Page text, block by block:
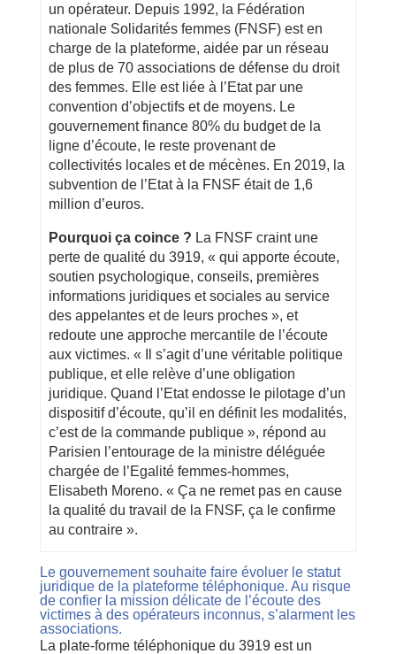
un opérateur. Depuis 1992, la Fédération
nationale Solidarités femmes (FNSF) est en
charge de la plateforme, aidée par un réseau
de plus de 70 associations de défense du droit
des femmes. Elle est liée à l’Etat par une
convention d’objectifs et de moyens. Le
gouvernement finance 80% du budget de la
ligne d’écoute, le reste provenant de
collectivités locales et de mécènes. En 2019, la
subvention de l’Etat à la FNSF était de 1,6
million d’euros.
Pourquoi ça coince ? La FNSF craint une
perte de qualité du 3919, « qui apporte écoute,
soutien psychologique, conseils, premières
informations juridiques et sociales au service
des appelantes et de leurs proches », et
redoute une approche mercantile de l’écoute
aux victimes. « Il s’agit d’une véritable politique
publique, et elle relève d’une obligation
juridique. Quand l’Etat endosse le pilotage d’un
dispositif d’écoute, qu’il en définit les modalités,
c’est de la commande publique », répond au
Parisien l’entourage de la ministre déléguée
chargée de l’Egalité femmes-hommes,
Elisabeth Moreno. « Ça ne remet pas en cause
la qualité du travail de la FNSF, ça le confirme
au contraire ».
Le gouvernement souhaite faire évoluer le statut
juridique de la plateforme téléphonique. Au risque
de confier la mission délicate de l’écoute des
victimes à des opérateurs inconnus, s’alarment les
associations.
La plate-forme téléphonique du 3919 est un